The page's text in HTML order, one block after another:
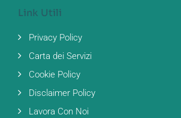
Link Utili
Privacy Policy
Carta dei Servizi
Cookie Policy
Disclaimer Policy
Lavora Con Noi